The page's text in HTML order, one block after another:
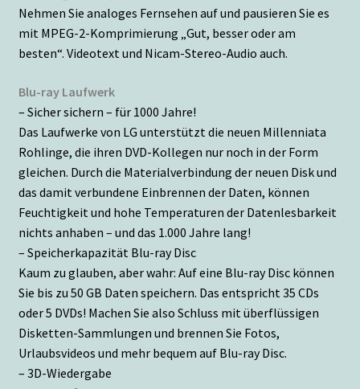
Nehmen Sie analoges Fernsehen auf und pausieren Sie es
mit MPEG-2-Komprimierung „Gut, besser oder am
besten“. Videotext und Nicam-Stereo-Audio auch.
Blu-ray Laufwerk
– Sicher sichern – für 1000 Jahre!
Das Laufwerke von LG unterstützt die neuen Millenniata
Rohlinge, die ihren DVD-Kollegen nur noch in der Form
gleichen. Durch die Materialverbindung der neuen Disk und
das damit verbundene Einbrennen der Daten, können
Feuchtigkeit und hohe Temperaturen der Datenlesbarkeit
nichts anhaben – und das 1.000 Jahre lang!
– Speicherkapazität Blu-ray Disc
Kaum zu glauben, aber wahr: Auf eine Blu-ray Disc können
Sie bis zu 50 GB Daten speichern. Das entspricht 35 CDs
oder 5 DVDs! Machen Sie also Schluss mit überflüssigen
Disketten-Sammlungen und brennen Sie Fotos,
Urlaubsvideos und mehr bequem auf Blu-ray Disc.
– 3D-Wiedergabe